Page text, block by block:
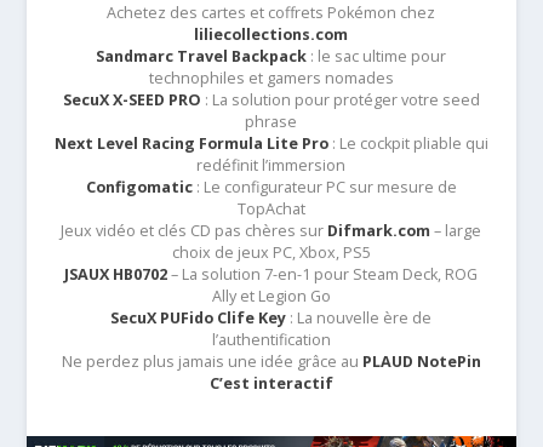
Achetez des cartes et coffrets Pokémon chez
liliecollections.com
Sandmarc Travel Backpack : le sac ultime pour
technophiles et gamers nomades
SecuX X-SEED PRO : La solution pour protéger votre seed
phrase
Next Level Racing Formula Lite Pro: Le cockpit pliable qui
redéfinit l’immersion
Configomatic: Le configurateur PC sur mesure de
TopAchat
Jeux vidéo et clés CD pas chères sur Difmark.com – large
choix de jeux PC, Xbox, PS5
JSAUX HB0702– La solution 7-en-1 pour Steam Deck, ROG
Ally et Legion Go
SecuX PUFido Clife Key : La nouvelle ère de
l’authentification
Ne perdez plus jamais une idée grâce au PLAUD NotePin
C’est interactif